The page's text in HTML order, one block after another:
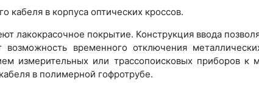
кабеля в корпуса оптических кроссов.
лакокрасочное покрытие. Конструкция ввода
временного отключения
измерительных или трассопоисковых приборов к
в полимерной гофротрубе.